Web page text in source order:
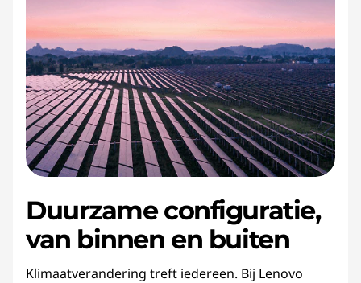
Duurzame configuratie,
van binnen en buiten
Klimaatverandering treft iedereen. Bij Lenovo